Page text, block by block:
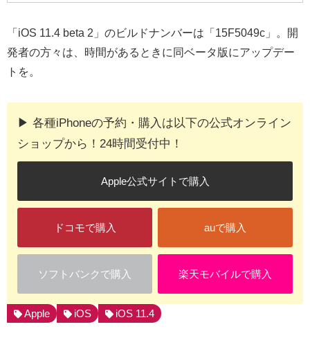
「iOS 11.4 beta 2」のビルドナンバーは「15F5049c」。開
発者の方々は、時間があるときに同ベータ版にアップデー
トを。
▶︎ 各種iPhoneの予約・購入は以下の公式オンライン
ショップから！24時間受付中！
Apple公式サイトで購入
ドコモで購入 auで購入
ソフトバンクで購入 楽天モバイルで購入
Apple iOS iOS 11.4